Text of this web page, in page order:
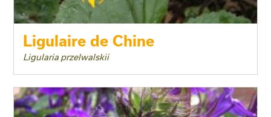
Ligulaire de Chine
Ligularia przelwalskii
Taille adulte